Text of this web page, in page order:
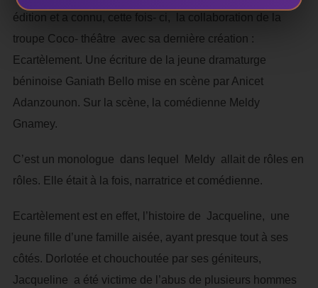
édition et a connu, cette fois- ci, la collaboration de la
troupe Coco- théâtre avec sa dernière création :
Ecartèlement. Une écriture de la jeune dramaturge
béninoise Ganiath Bello mise en scène par Anicet
Adanzounon. Sur la scène, la comédienne Meldy
Gnamey.
C’est un monologue dans lequel Meldy allait de rôles en
rôles. Elle était à la fois, narratrice et comédienne.
Ecartèlement est en effet, l’histoire de Jacqueline, une
jeune fille d’une famille aisée, ayant presque tout à ses
côtés. Dorlotée et chouchoutée par ses géniteurs,
Jacqueline a été victime de l’abus de plusieurs hommes